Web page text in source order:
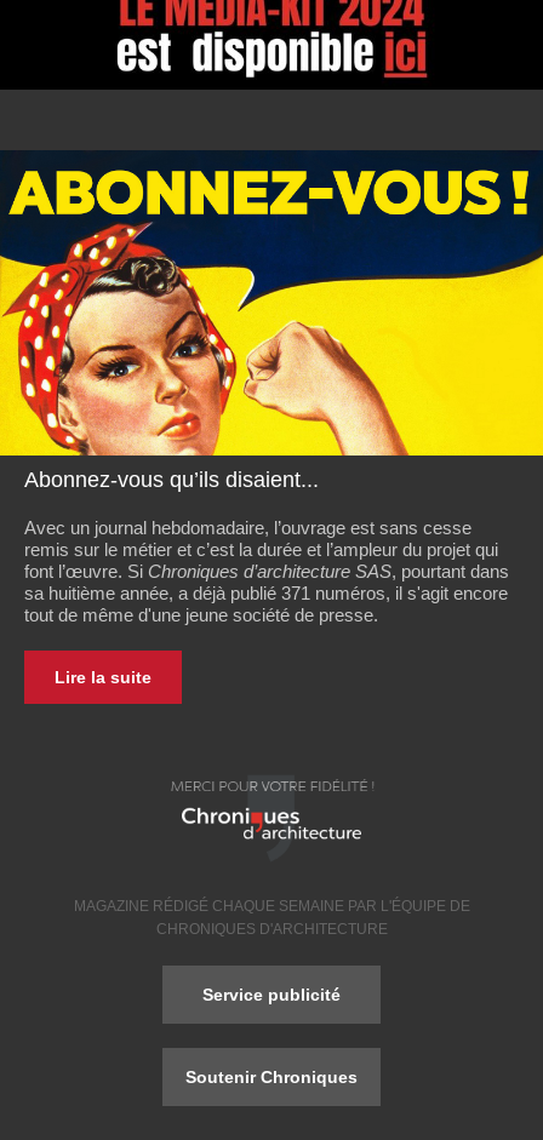
Abonnez-vous qu’ils disaient...
Avec un journal hebdomadaire, l’ouvrage est sans cesse
remis sur le métier et c’est la durée et l’ampleur du projet qui
font l’œuvre. Si Chroniques d’architecture SAS, pourtant dans
sa huitième année, a déjà publié 371 numéros, il s'agit encore
tout de même d'une jeune société de presse.
Lire la suite
MAGAZINE RÉDIGÉ CHAQUE SEMAINE PAR L'ÉQUIPE DE
CHRONIQUES D'ARCHITECTURE
Service publicité
Soutenir Chroniques